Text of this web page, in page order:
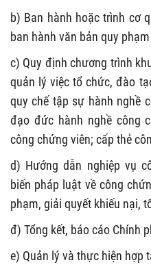
b) Ban hành hoặc trình cơ
ban hành văn bản quy
c) Quy định chương trình
quản lý việc tổ chức, đào
quy chế tập sự hành nghề
đạo đức hành nghề công
công chứng viên; cấp thẻ
d) Hướng dẫn nghiệp vụ
biến pháp luật về công
phạm, giải quyết khiếu nại,
đ) Tổng kết, báo cáo Chính
e) Quản lý và thực hiện hợp